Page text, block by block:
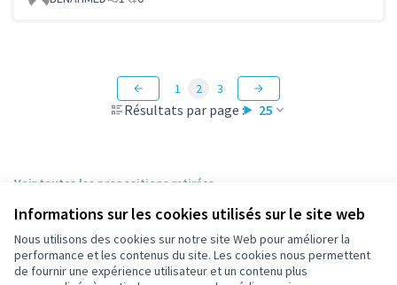
Informations sur les cookies utilisés sur le site web
Nous utilisons des cookies sur notre site Web pour améliorer la
performance et les contenus du site. Les cookies nous permettent
de fournir une expérience utilisateur et un contenu plus
Résultats par page : 25
1 2 3
Voir toutes les propositions retirées
Conditions d'utilisation
Paramètres des cookies
participez.nanterre.fr sur X
participez.nanterre.fr sur Facebook
participez.nanterre.fr sur Instagram
participez.nanterre.fr sur YouTube
participez.nanterre.fr sur GitHub